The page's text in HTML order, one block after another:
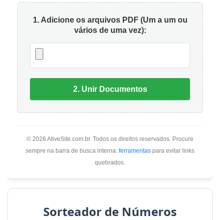
maioria das buscas por saúde e consultas é
feita via smartphone. Um site que quebra,
que exige zoom ou que é lento em telas
pequenas é inaceitável e causa frustração
imediata.
Além disso, o design não pode ser apenas
muito vibrantes, fontes difíceis de ler e
layouts amadores minam a autoridade da
profissional e seguir os padrões visuais de
credibilidade na saúde (tons de azul, verde,
1. Adicione os arquivos PDF (Um a um ou
vários de uma vez):
2. Unir Documentos
© 2026 AtiveSite.com.br. Todos os direitos reservados. Procure
sempre na barra de busca interna: ferramentas para evitar links
quebrados.
Sorteador de Números